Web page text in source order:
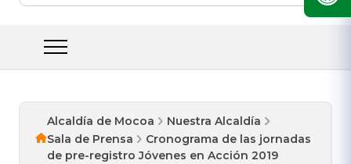
Alcaldía de Mocoa
Nuestra Alcaldía
Sala de Prensa
Cronograma de las jornadas
de pre-registro Jóvenes en Acción 2019